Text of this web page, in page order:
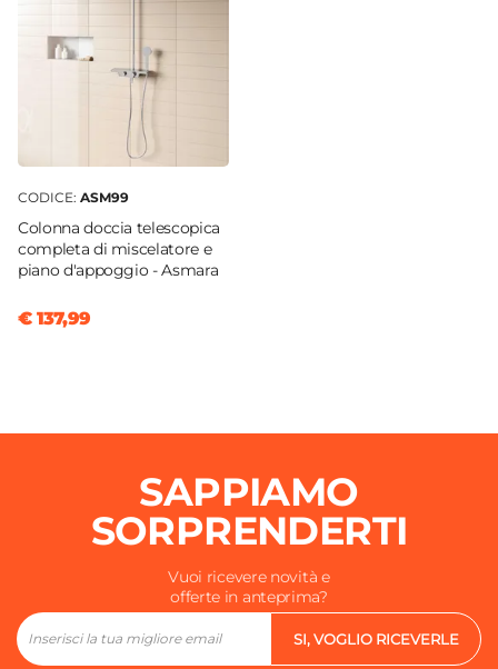
CODICE: ASM99
Colonna doccia telescopica
completa di miscelatore e
piano d'appoggio - Asmara
€ 137,99
SAPPIAMO
SORPRENDERTI
Vuoi ricevere novità e
offerte in anteprima?
SI, VOGLIO RICEVERLE